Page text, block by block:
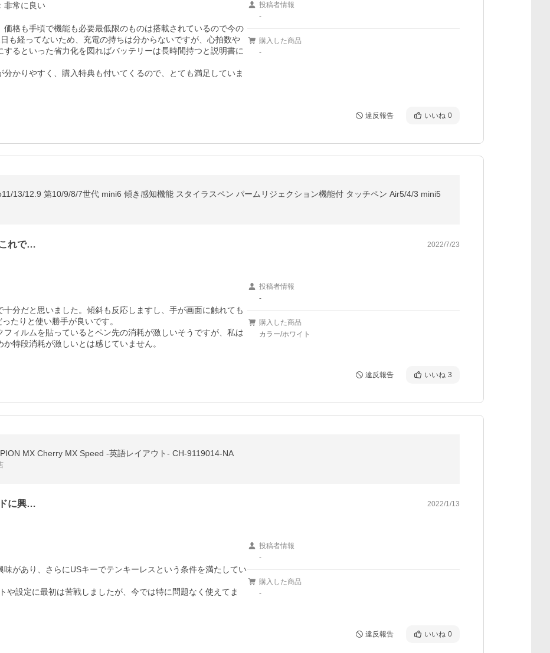
： 非常に良い
格も手頃で機能も必要最低限のものは搭載されているので今の
も経ってないため、充電の持ちは分からないですが、心拍数や
るといった省力化を図ればバッテリーは長時間持つと説明書に
かりやすく、購入特典も付いてくるので、とても満足していま
投稿者情報
-
購入した商品
-
違反報告 いいね 0
13/12.9 第10/9/8/7世代 mini6 傾き感知機能 スタイラスペン パームリジェクション機能付 タッチペン Air5/4/3 mini5
れで… 2022/7/23
分だと思いました。傾斜も反応しますし、手が画面に触れても
たりと使い勝手が良いです。
ィルムを貼っているとペン先の消耗が激しいそうですが、私は
特段消耗が激しいとは感じていません。
投稿者情報
-
購入した商品
カラー/ホワイト
違反報告 いいね 3
MX Cherry MX Speed -英語レイアウト- CH-9119014-NA
に興… 2022/1/13
があり、さらにUSキーでテンキーレスという条件を満たしてい
や設定に最初は苦戦しましたが、今では特に問題なく使えてま
投稿者情報
-
購入した商品
-
違反報告 いいね 0